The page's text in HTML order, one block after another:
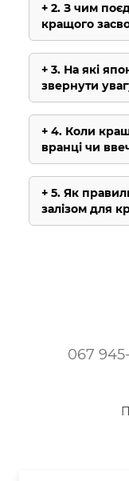
2. З чим
кращого
3. На які
звернути
4. Коли
вранці чи
5. Як
залізом для
067